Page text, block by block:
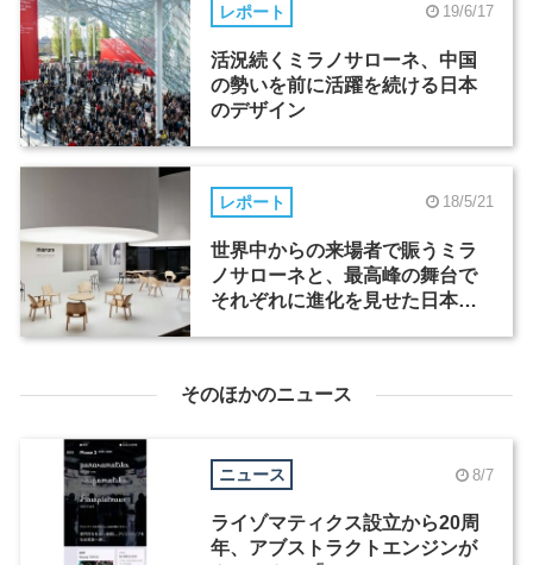
レポート 19/6/17
活況続くミラノサローネ、中国
の勢いを前に活躍を続ける日本
のデザイン
レポート 18/5/21
世界中からの来場者で賑うミラ
ノサローネと、最高峰の舞台で
それぞれに進化を見せた日本企
そのほかのニュース
ニュース 8/7
ライゾマティクス設立から20周
年、アブストラクトエンジンが